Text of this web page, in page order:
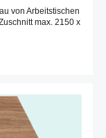
von Arbeitstischen
max. 2150 x